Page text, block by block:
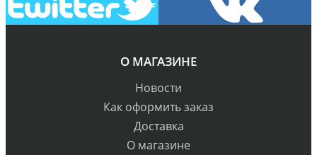
О МАГАЗИНЕ
Новости
Как оформить заказ
Доставка
О магазине